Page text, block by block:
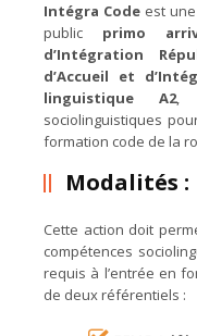
Intégra Code est
public primo
d’Intégration
d’Accueil et
linguistique A2,
sociolinguistiques
formation code de la
Modalités :
Cette action doit
compétences
requis à l’entrée en
de deux référentiels :